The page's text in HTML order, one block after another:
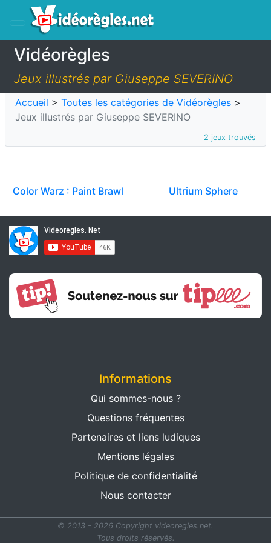
Vidéorègles
Jeux illustrés par Giuseppe SEVERINO
Accueil > Toutes les catégories de Vidéorègles >
Jeux illustrés par Giuseppe SEVERINO
2 jeux trouvés
Color Warz : Paint Brawl Ultrium Sphere
Informations
Qui sommes-nous ?
Questions fréquentes
Partenaires et liens ludiques
Mentions légales
Politique de confidentialité
Nous contacter
© 2013 - 2026 Copyright videoregles.net.
Tous droits réservés.